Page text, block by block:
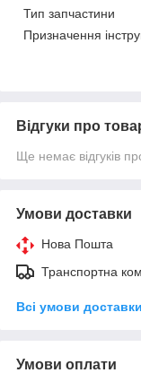
Тип запчастини
Призначення
Відгуки про
Ще немає відгуків
Умови доставки
Нова Пошта
Транспортна
Всі умови доставки
Умови оплати